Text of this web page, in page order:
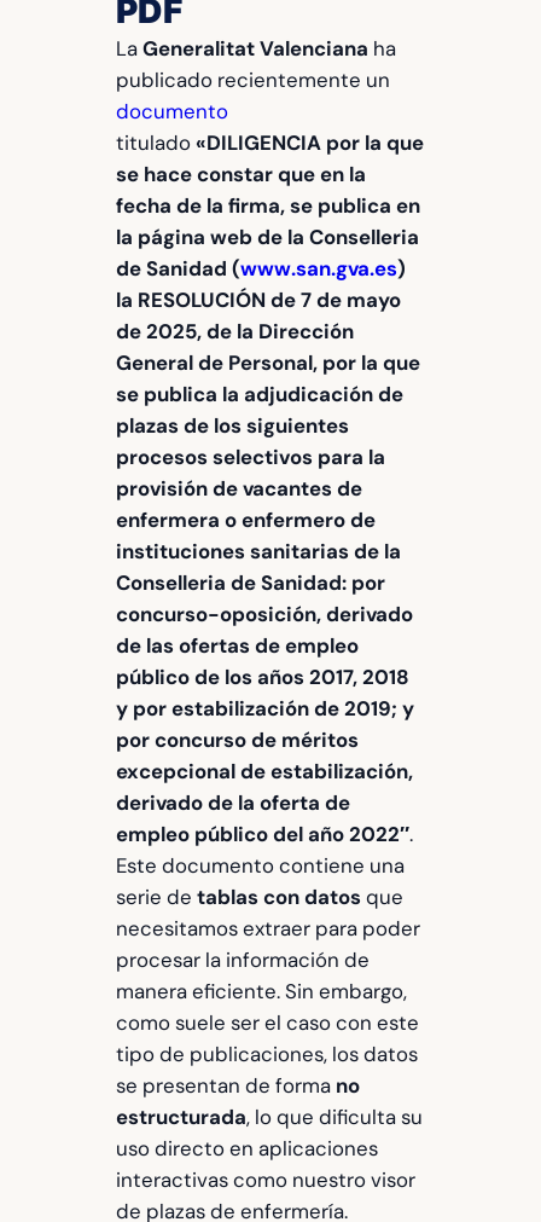
PDF
LaGeneralitat Valenciana ha
publicado recientemente un
documento
titulado«DILIGENCIA por la que
se hace constar que en la
fecha de la firma, se publica en
la página web de la Conselleria
de Sanidad (www.san.gva.es)
la RESOLUCIÓN de 7 de mayo
de 2025, de la Dirección
General de Personal, por la que
se publica la adjudicación de
plazas de los siguientes
procesos selectivos para la
provisión de vacantes de
enfermera o enfermero de
instituciones sanitarias de la
Conselleria de Sanidad: por
concurso-oposición, derivado
de las ofertas de empleo
público de los años 2017, 2018
y por estabilización de 2019; y
por concurso de méritos
excepcional de estabilización,
derivado de la oferta de
empleo público del año 2022″.
Este documento contiene una
serie de tablas con datos que
necesitamos extraer para poder
procesar la información de
manera eficiente. Sin embargo,
como suele ser el caso con este
tipo de publicaciones, los datos
se presentan de forma no
estructurada, lo que dificulta su
uso directo en aplicaciones
interactivas como nuestro visor
de plazas de enfermería.